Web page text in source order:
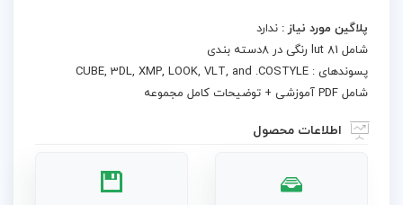
پلاگین مورد نیاز : ندارد
شامل 81 lut رنگی در 8دسته بندی
پسوندهای : CUBE, 3DL, XMP, LOOK, VLT, and .COSTYLE
شامل PDF آموزشی + توضیحات کامل مجموعه
اطلاعات محصول